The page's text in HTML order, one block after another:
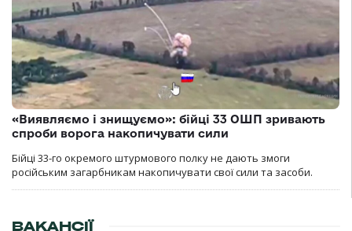
«Виявляємо і знищуємо»: бійці 33 ОШП зривають
спроби ворога накопичувати сили
Бійці 33-го окремого штурмового полку не дають змоги
російським загарбникам накопичувати свої сили та засоби.
ВАКАНСІЇ